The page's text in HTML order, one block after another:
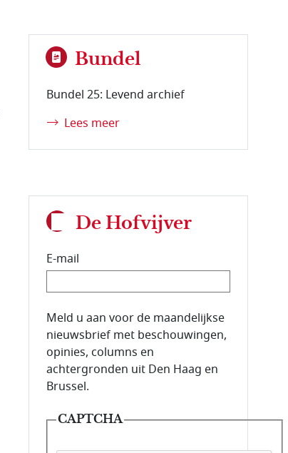
Bundel
Bundel 25: Levend archief
Lees meer
De Hofvijver
E-mail
E-mailadres van de abonnee.
Meld u aan voor de maandelijkse
nieuwsbrief met beschouwingen,
opinies, columns en
achtergronden uit Den Haag en
Brussel.
CAPTCHA